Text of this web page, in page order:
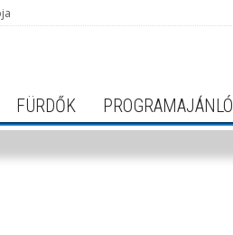
FÜRDŐK PROGRAMAJÁNLÓ